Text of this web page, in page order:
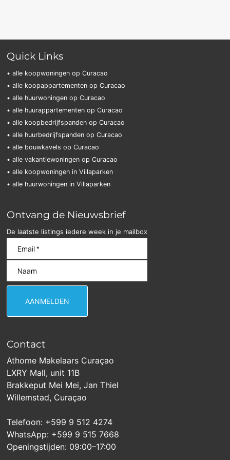
Quick Links
• alle koopwoningen op Curacao
• alle koopappartementen op Curacao
• alle huurwoningen op Curacao
• alle huurappartementen op Curacao
• alle koopbedrijfspanden op Curacao
• alle huurbedrijfspanden op Curacao
• alle bouwkavels op Curacao
• alle vakantiewoningen op Curacao
• alle koopwoningen in Villaparken
• alle huurwoningen in Villaparken
Ontvang de Nieuwsbrief
De laatste listings iedere week in je mailbox
Contact
Athome Makelaars Curaçao
LXRY Mall, unit 11B
Brakkeput Mei Mei, Jan Thiel
Willemstad, Curaçao
Telefoon: +599 9 512 4274
WhatsApp: +599 9 515 7668
Openingstijden: 09:00–17:00